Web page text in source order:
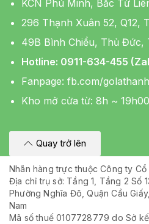
KCN Phú Minh, Bắc Từ
296 Thạnh Xuân 52, Q12,
49B Bình Chiểu, Thủ Đức,
Hotline: 0911-634-455
Fanpage: fb.com/
Kho mở cửa từ: 8h ~
Quay trở lên
Nhãn hàng trực thuộc Công ty Cổ
Địa chỉ trụ sở: Tầng 1, Tầng 2 Số
Phường Nghĩa Đô, Quận Cầu
Nam
Mã số thuế 0107728779 do Sở